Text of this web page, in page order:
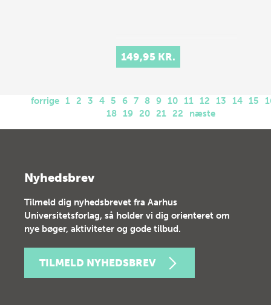
149,95 KR.
forrige 1 2 3 4 5 6 7 8 9 10 11 12 13 14 15
18 19 20 21 22 næste
Nyhedsbrev
Tilmeld dig nyhedsbrevet fra Aarhus
Universitetsforlag, så holder vi dig orienteret om
nye bøger, aktiviteter og gode tilbud.
TILMELD NYHEDSBREV